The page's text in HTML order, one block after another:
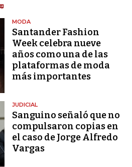
MODA
Santander Fashion
Week celebra nueve
años como una de las
plataformas de moda
más importantes
JUDICIAL
Sanguino señaló que no
compulsaron copias en
el caso de Jorge Alfredo
Vargas